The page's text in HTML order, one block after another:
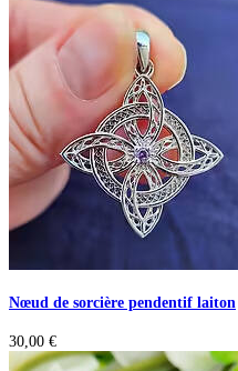
Nœud de sorcière pendentif laiton
30,00 €